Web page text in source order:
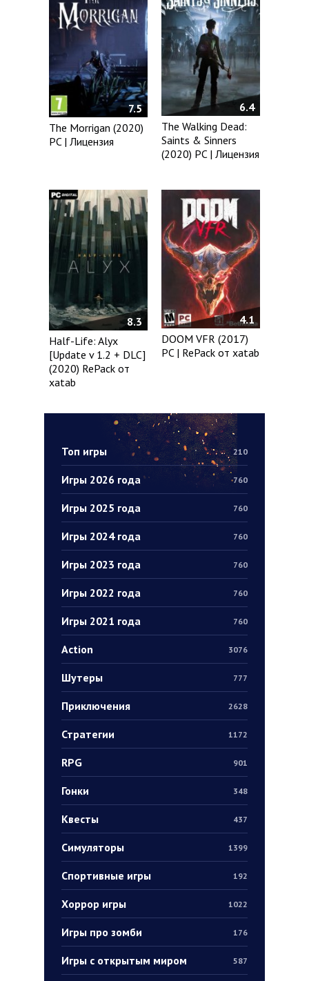
Топ игры 210
Игры 2026 года 760
Игры 2025 года 760
Игры 2024 года 760
Игры 2023 года 760
Игры 2022 года 760
Игры 2021 года 760
Action 3076
Шутеры 777
Приключения 2628
Стратегии 1172
RPG 901
Гонки 348
Квесты 437
Симуляторы 1399
Спортивные игры 192
Хоррор игры 1022
Игры про зомби 176
Игры с открытым миром 587
7.5
The Morrigan (2020)
PC | Лицензия
6.4
The Walking Dead:
Saints & Sinners
(2020) PC | Лицензия
8.3
Half-Life: Alyx
[Update v 1.2 + DLC]
(2020) RePack от
xatab
4.1
DOOM VFR (2017)
PC | RePack от xatab